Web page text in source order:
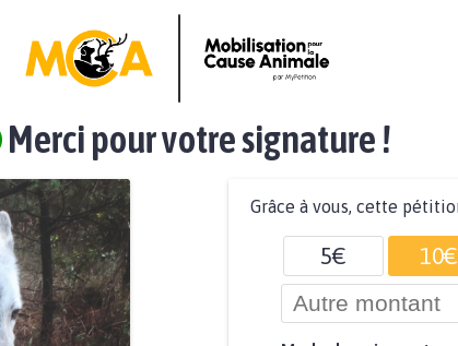
Merci pour votre signature !
Grâce à vous, cette
5€ 10€